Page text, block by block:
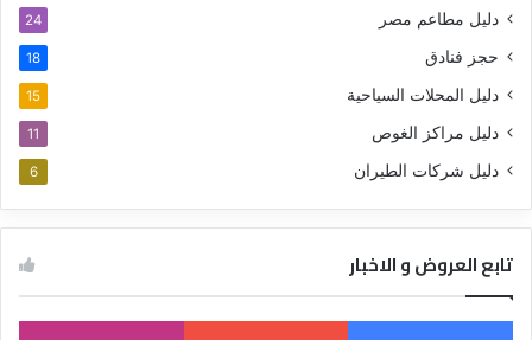
دليل مطاعم مصر 24
حجز فنادق 18
دليل المحلات السياحية 15
دليل مراكز الغوص 11
دليل شركات الطيران 6
تابع العروض و الاخبار